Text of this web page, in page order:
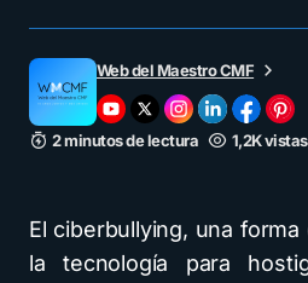
Web del Maestro CMF
2 minutos de lectura 1,2K vistas
El ciberbullying, una
la tecnología para